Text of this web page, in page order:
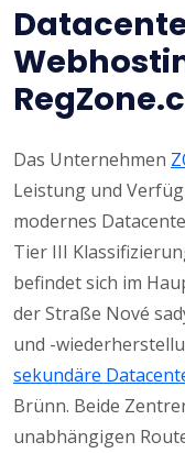
Das Unternehmen
Leistung und
modernes
Tier III
befindet sich im
der Straße Nové
und -
sekundäre
Brünn. Beide
unabhängigen